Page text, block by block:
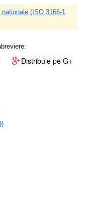
naționale (ISO 3166-1
Distribuie pe G+